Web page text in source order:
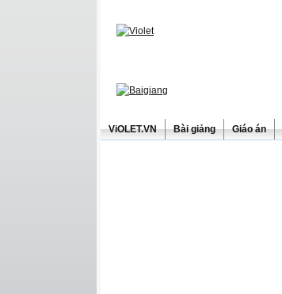
ViOLET.VN Bài giảng Giáo án